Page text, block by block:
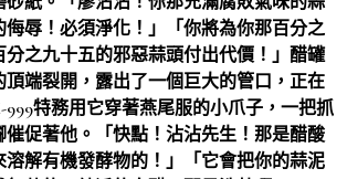
辱！必須淨化！」「你將為你那百分之
分之九十五的邪惡蒜頭付出代價！」醋罐
頂端裂開，露出了一個巨大的管口，正在
特務用它穿著燕尾服的小爪子，一把抓
促著他。「快點！沾沾先生！那是醋酸
解有機發酵物的！」「它會把你的蒜泥